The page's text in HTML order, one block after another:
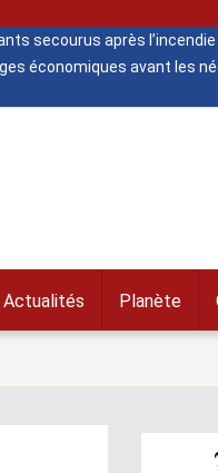
secourus après
économiques avant les
Actualités Planète